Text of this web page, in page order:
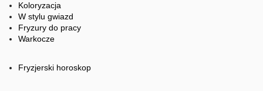
Koloryzacja
W stylu gwiazd
Fryzury do pracy
Warkocze
Fryzjerski horoskop